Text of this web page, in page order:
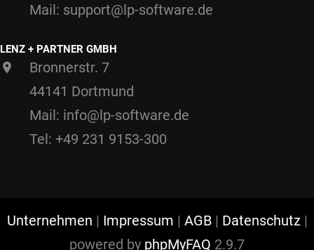
Mail: support@lp-software.de
LENZ + PARTNER GMBH
Bronnerstr. 7
44141 Dortmund
Mail: info@lp-software.de
Tel: +49 231 9153-300
Unternehmen | Impressum | AGB | Datenschutz|
powered by phpMyFAQ 2.9.7